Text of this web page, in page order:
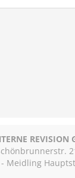
REVISION
Meidling